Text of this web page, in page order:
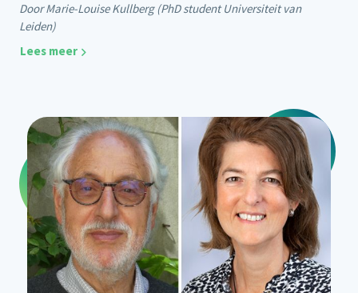
Door Marie-Louise Kullberg (PhD student Universiteit van
Leiden)
Lees meer